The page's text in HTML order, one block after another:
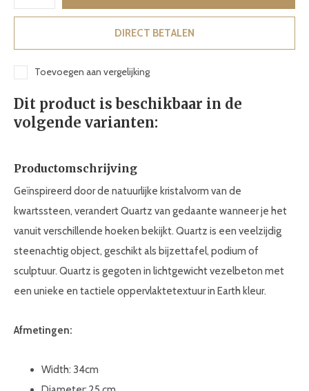
DIRECT BETALEN
Toevoegen aan vergelijking
Dit product is beschikbaar in de
volgende varianten:
Productomschrijving
Geïnspireerd door de natuurlijke kristalvorm van de
kwartssteen, verandert Quartz van gedaante wanneer je het
vanuit verschillende hoeken bekijkt. Quartz is een veelzijdig
steenachtig object, geschikt als bijzettafel, podium of
sculptuur. Quartz is gegoten in lichtgewicht vezelbeton met
een unieke en tactiele oppervlaktetextuur in Earth kleur.
Afmetingen:
Width: 34cm